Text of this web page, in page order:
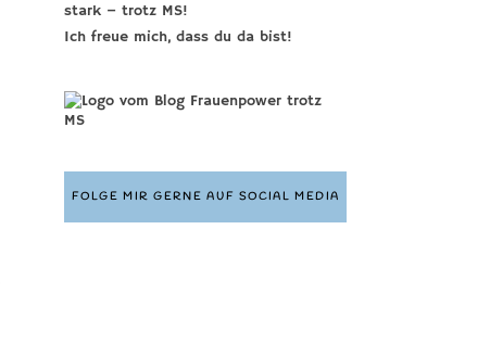
stark – trotz MS!
Ich freue mich, dass du da bist!
FOLGE MIR GERNE AUF SOCIAL MEDIA